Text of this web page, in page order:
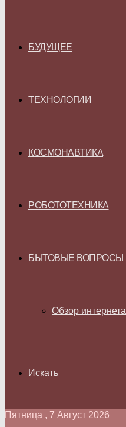
БУДУЩЕЕ
ТЕХНОЛОГИИ
КОСМОНАВТИКА
РОБОТОТЕХНИКА
БЫТОВЫЕ ВОПРОСЫ
Обзор интернета
Искать
Пятница , 7 Август 2026